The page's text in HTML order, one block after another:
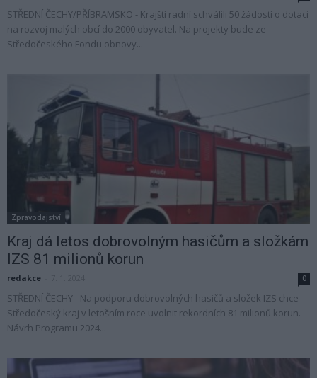
STŘEDNÍ ČECHY/PŘÍBRAMSKO - Krajští radní schválili 50 žádostí o dotaci
na rozvoj malých obcí do 2000 obyvatel. Na projekty bude ze
Středočeského Fondu obnovy...
Zpravodajství
Kraj dá letos dobrovolným hasičům a složkám
IZS 81 milionů korun
redakce 0
STŘEDNÍ ČECHY - Na podporu dobrovolných hasičů a složek IZS chce
Středočeský kraj v letošním roce uvolnit rekordních 81 milionů korun.
Návrh Programu 2024...